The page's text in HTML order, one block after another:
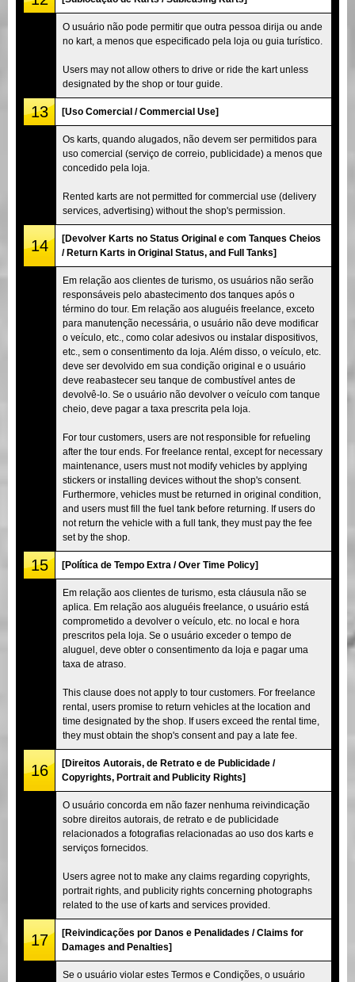
O usuário não pode permitir que outra pessoa dirija ou ande
no kart, a menos que especificado pela loja ou guia turístico.
Users may not allow others to drive or ride the kart unless
designated by the shop or tour guide.
13 [Uso Comercial / Commercial Use]
Os karts, quando alugados, não devem ser permitidos para
uso comercial (serviço de correio, publicidade) a menos que
concedido pela loja.
Rented karts are not permitted for commercial use (delivery
services, advertising) without the shop's permission.
14
[Devolver Karts no Status Original e com Tanques Cheios
/ Return Karts in Original Status, and Full Tanks]
Em relação aos clientes de turismo, os usuários não serão
responsáveis pelo abastecimento dos tanques após o
término do tour. Em relação aos aluguéis freelance, exceto
para manutenção necessária, o usuário não deve modificar
o veículo, etc., como colar adesivos ou instalar dispositivos,
etc., sem o consentimento da loja. Além disso, o veículo, etc.
deve ser devolvido em sua condição original e o usuário
deve reabastecer seu tanque de combustível antes de
devolvê-lo. Se o usuário não devolver o veículo com tanque
cheio, deve pagar a taxa prescrita pela loja.
For tour customers, users are not responsible for refueling
after the tour ends. For freelance rental, except for necessary
maintenance, users must not modify vehicles by applying
stickers or installing devices without the shop's consent.
Furthermore, vehicles must be returned in original condition,
and users must fill the fuel tank before returning. If users do
not return the vehicle with a full tank, they must pay the fee
set by the shop.
15 [Política de Tempo Extra / Over Time Policy]
Em relação aos clientes de turismo, esta cláusula não se
aplica. Em relação aos aluguéis freelance, o usuário está
comprometido a devolver o veículo, etc. no local e hora
prescritos pela loja. Se o usuário exceder o tempo de
aluguel, deve obter o consentimento da loja e pagar uma
taxa de atraso.
This clause does not apply to tour customers. For freelance
rental, users promise to return vehicles at the location and
time designated by the shop. If users exceed the rental time,
they must obtain the shop's consent and pay a late fee.
16
[Direitos Autorais, de Retrato e de Publicidade /
Copyrights, Portrait and Publicity Rights]
O usuário concorda em não fazer nenhuma reivindicação
sobre direitos autorais, de retrato e de publicidade
relacionados a fotografias relacionadas ao uso dos karts e
serviços fornecidos.
Users agree not to make any claims regarding copyrights,
portrait rights, and publicity rights concerning photographs
related to the use of karts and services provided.
17
[Reivindicações por Danos e Penalidades / Claims for
Damages and Penalties]
Se o usuário violar estes Termos e Condições, o usuário